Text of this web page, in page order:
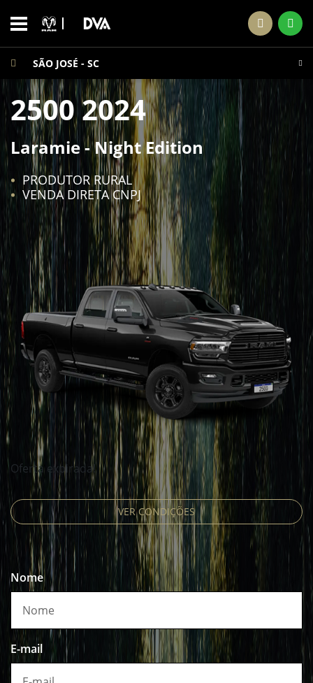
SÃO JOSÉ - SC
2500 2024
Laramie - Night Edition
Oferta expirada!
PRODUTOR RURAL
VENDA DIRETA CNPJ
VER CONDIÇÕES
Nome
E-mail